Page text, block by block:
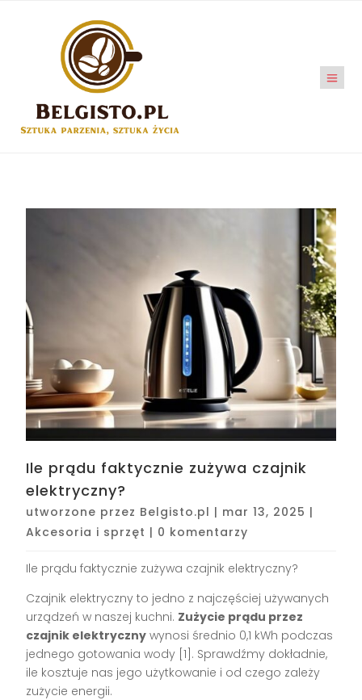
Ile prądu faktycznie zużywa czajnik
elektryczny?
utworzone przez Belgisto.pl | mar 13, 2025 |
Akcesoria i sprzęt | 0 komentarzy
Ile prądu faktycznie zużywa czajnik elektryczny?
Czajnik elektryczny to jedno z najczęściej używanych
urządzeń w naszej kuchni. Zużycie prądu przez
czajnik elektryczny wynosi średnio 0,1 kWh podczas
jednego gotowania wody [1]. Sprawdźmy dokładnie,
ile kosztuje nas jego użytkowanie i od czego zależy
zużycie energii.